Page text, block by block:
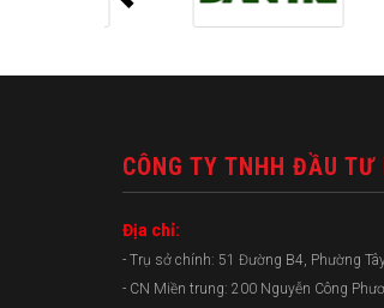
CÔNG TY TNHH ĐẦU TƯ
Địa chỉ:
- Trụ sở chính: 51 Đường B4, Phường
- CN Miền trung: 200 Nguyễn Công